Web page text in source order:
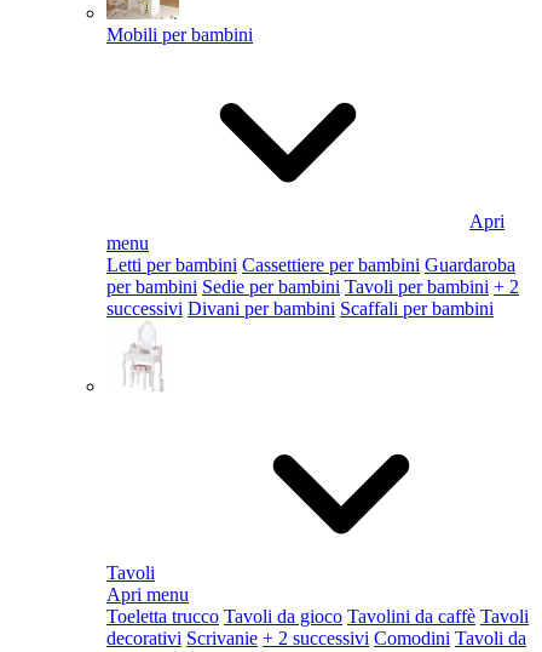
Mobili per bambini
Apri
menu
Letti per bambini Cassettiere per bambini Guardaroba
per bambini Sedie per bambini Tavoli per bambini + 2
successivi Divani per bambini Scaffali per bambini
Tavoli
Apri menu
Toeletta trucco Tavoli da gioco Tavolini da caffè Tavoli
decorativi Scrivanie + 2 successivi Comodini Tavoli da